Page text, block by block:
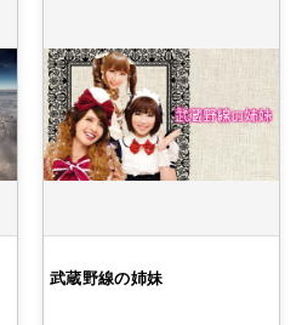
武蔵野線の姉妹